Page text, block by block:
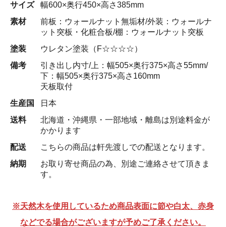
サイズ
幅600×奥行450×高さ385mm
素材
前板：ウォールナット無垢材/外装：ウォールナ
ット突板・化粧合板/棚：ウォールナット突板
塗装
ウレタン塗装（F☆☆☆☆）
備考
引き出し内寸/上：幅505×奥行375×高さ55mm/
下：幅505×奥行375×高さ160mm
天板取付
生産国
日本
送料
北海道・沖縄県・一部地域・離島は別途料金が
かかります
配送
こちらの商品は軒先渡しでの配送となります。
納期
お取り寄せ商品の為、別途ご連絡させて頂きま
す。
※天然木を使用しているため商品表面に節や白太、赤身
などでる場合がございますが予めご了承ください。